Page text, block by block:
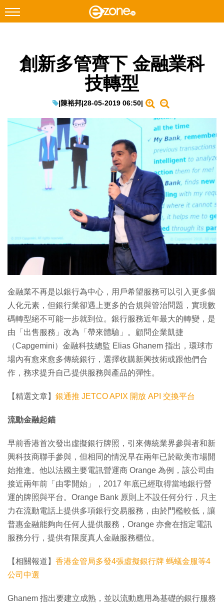
Facebook Instagram
遊戲動漫
教學評測
Enterprise Digital Transformation
特集
創新多管齊下 金融業科
技轉型
|陳裕邦|28-05-2019 06:50|
金融業不再是以銀行為中心，用戶希望服務可以引入更多個
人化元素，但銀行業卻遇上更多的合規與管治問題，實現數
碼轉型絕不可能一步就到位。銀行服務近年最大的轉變，是
由「出售服務」改為「帶來體驗」。顧問企業凱捷
（Capgemini）金融科技總監 Elias Ghanem 指出，環球市
場內有愈來愈多傳統銀行，選擇收購新興技術或跟他們合
作，務求提升自己提供服務與產品的彈性。
【精選文章】 銀通推 JETCO APIX 開放 API 交換平台
流動金融起錨
早前香港首次發出虛擬銀行牌照，引來傳統業界參與者和新
興科技商聯手參與，但相同的情況早在兩年已於歐美市場開
始推進。他以法國主要電訊營運商 Orange 為例，該公司由
接近兩年前「由零開始」，2017 年底已經取得當地銀行營
運的牌照與平台。Orange Bank 原則上不設任何分行，只主
力在流動電話上提供多項銀行交易服務，由於門檻較低，讓
普惠金融能夠向任何人提供服務，Orange 亦會在指定電訊
服務分行，提供有限度真人金融服務櫃位。
【相關報道】 香港金管局多發4張虛擬銀行牌 螞蟻金服等4
公司中選
Ghanem 指出要建立成熟，並以流動應用為基礎的銀行服務